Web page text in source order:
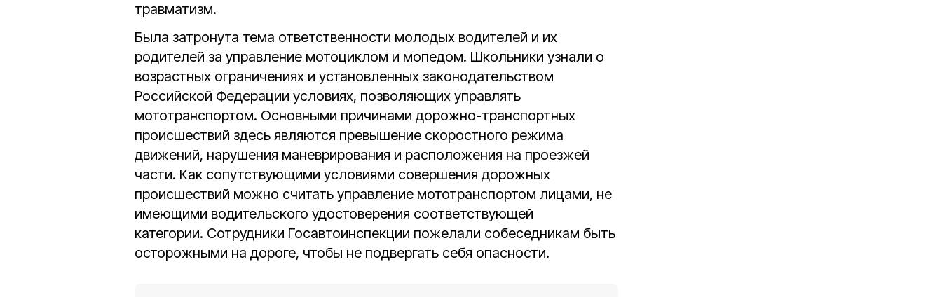
травматизм.
Была затронута тема ответственности молодых водителей и их
родителей за управление мотоциклом и мопедом. Школьники узнали о
возрастных ограничениях и установленных законодательством
Российской Федерации условиях, позволяющих управлять
мототранспортом. Основными причинами дорожно-транспортных
происшествий здесь являются превышение скоростного режима
движений, нарушения маневрирования и расположения на проезжей
части. Как сопутствующими условиями совершения дорожных
происшествий можно считать управление мототранспортом лицами, не
имеющими водительского удостоверения соответствующей
категории. Сотрудники Госавтоинспекции пожелали собеседникам быть
осторожными на дороге, чтобы не подвергать себя опасности.